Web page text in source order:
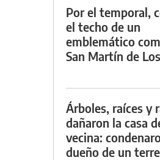
Por el temporal,
el techo de un
emblemático
San Martín de
Árboles, raíces y
dañaron la casa
vecina:
dueño de un